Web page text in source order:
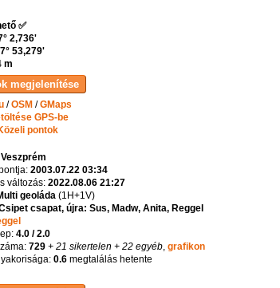
✅
2,736'
53,279'
m
/OSM/GMaps
GPS-be
pontok
Veszprém
2003.07.22 03:34
változás: 2022.08.06 21:27
geoláda(1H+1V)
csapat, újra: Sus, Madw, Anita, Reggel
4.0 / 2.0
729+ 21 sikertelen + 22 egyéb, grafikon
0.6megtalálás hetente